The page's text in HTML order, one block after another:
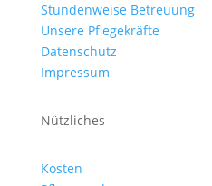
Stundenweise Betreuung
Unsere Pflegekräfte
Datenschutz
Impressum
Nützliches
Kosten